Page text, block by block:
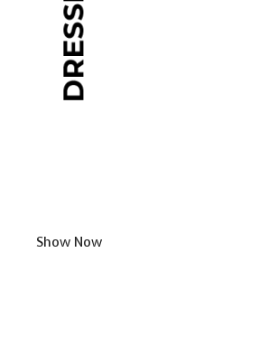
Show Now